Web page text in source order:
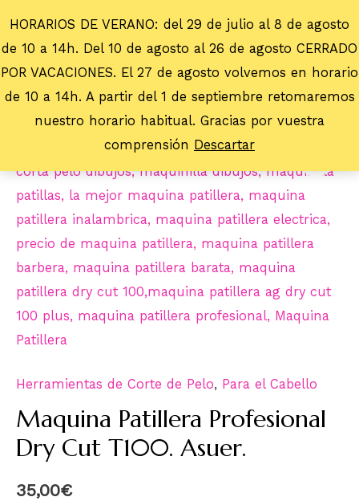
HORARIOS DE VERANO: del 29 de julio al 8 de agosto
de 10 a 14h. Del 10 de agosto al 26 de agosto CERRADO
POR VACACIONES. El 27 de agosto volvemos en horario
de 10 a 14h. A partir del 1 de septiembre retomaremos
nuestro horario habitual. Gracias por vuestra
comprensión Descartar
Herramientas de Corte de Pelo, Para el Cabello
Maquina Patillera Profesional
Dry Cut T100. Asuer.
35,00€